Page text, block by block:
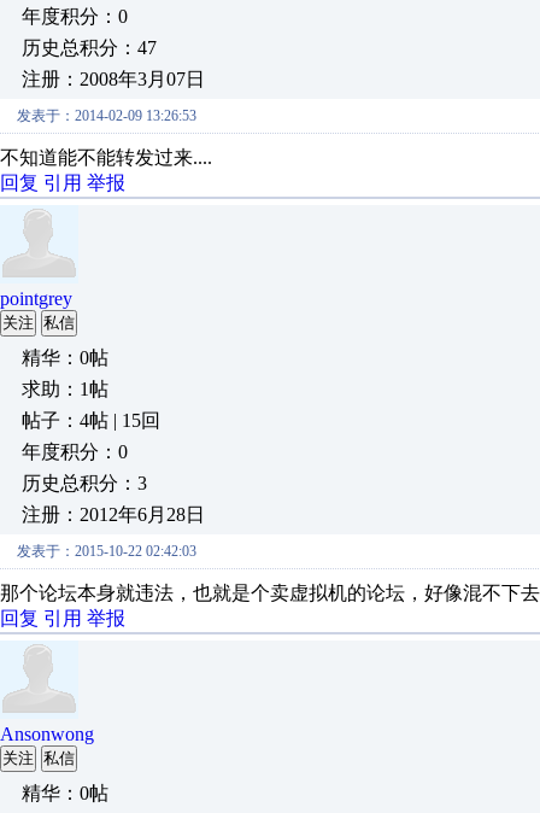
年度积分：0
历史总积分：47
注册：2008年3月07日
发表于：2014-02-09 13:26:53
不知道能不能转发过来....
回复 引用 举报
pointgrey
关注 私信
精华：0帖
求助：1帖
帖子：4帖 | 15回
年度积分：0
历史总积分：3
注册：2012年6月28日
发表于：2015-10-22 02:42:03
那个论坛本身就违法，也就是个卖虚拟机的论坛，好像混不下
回复 引用 举报
Ansonwong
关注 私信
精华：0帖